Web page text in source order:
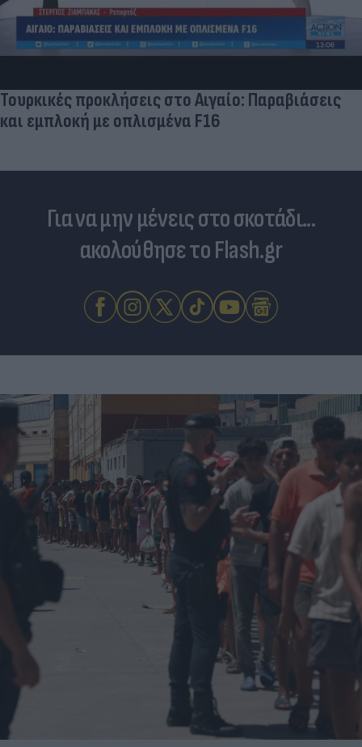
Τουρκικές προκλήσεις στο Αιγαίο: Παραβιάσεις
και εμπλοκή με οπλισμένα F16
Για να μην μένεις στο σκοτάδι...
ακολούθησε το Flash.gr